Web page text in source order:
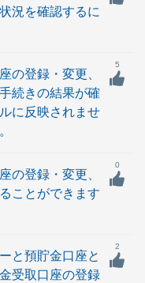
況を確認するに
の登録・変更、
続きの結果が確
に反映されませ
5
の登録・変更、
ことができます
0
と預貯金口座と
受取口座の登録
2